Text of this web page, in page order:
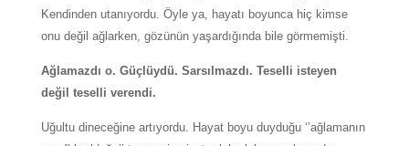
Kendinden utanıyordu. Öyle ya, hayatı boyunca hiç kimse
onu değil ağlarken, gözünün yaşardığında bile görmemişti.
Ağlamazdı o. Güçlüydü. Sarsılmazdı. Teselli isteyen
değil teselli verendi.
Uğultu dineceğine artıyordu. Hayat boyu duyduğu ‘’ağlamanın